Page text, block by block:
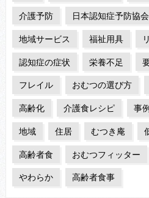
介護予防 日本認知症予防協会
地域サービス 福祉用具
認知症の症状 栄養不足
フレイル おむつの選び方
高齢化 介護食レシピ 事
地域 住居 むつき庵
高齢者食 おむつフィッター
やわらか 高齢者食事